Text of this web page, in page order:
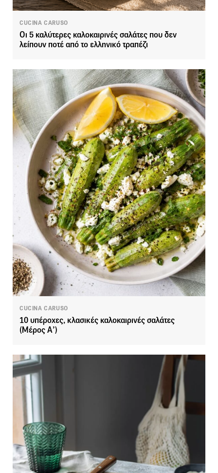
CUCINA CARUSO
Οι 5 καλύτερες καλοκαιρινές σαλάτες που δεν
λείπουν ποτέ από το ελληνικό τραπέζι
CUCINA CARUSO
10 υπέροχες, κλασικές καλοκαιρινές σαλάτες
(Μέρος Α’)